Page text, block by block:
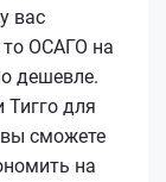
вас
ОСАГО на
дешевле.
Тигго для
сможете
на